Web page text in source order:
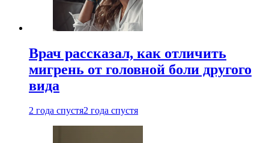
Врач рассказал, как отличить
мигрень от головной боли другого
вида
2 года спустя2 года спустя